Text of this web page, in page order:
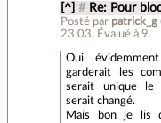
[^] # Re: Pour
Posté par patrick_g
23:03. Évalué à9.
Oui
garderait les
serait unique le
serait changé.
Mais bon je lis